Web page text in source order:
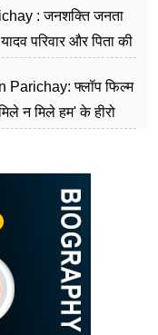
: जनशक्ति जनता
परिवार और पिता की
फ्लॉप फिल्म
न मिले हम' के हीरो